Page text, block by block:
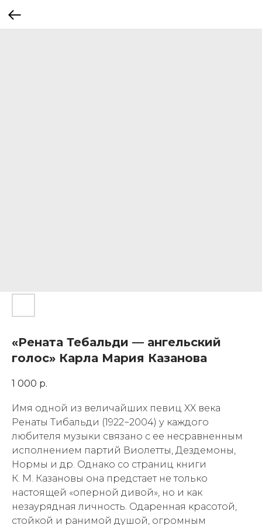
«Рената Тебальди — ангельский
голос» Карла Мария Казанова
1 000 р.
Имя одной из величайших певиц XX века
Ренаты Тибальди (1922−2004) у каждого
любителя музыки связано с ее несравненным
исполнением партий Виолетты, Дездемоны,
Нормы и др. Однако со страниц книги
К. М. Казановы она предстает не только
настоящей «оперной дивой», но и как
незаурядная личность. Одаренная красотой,
стойкой и ранимой душой, огромным